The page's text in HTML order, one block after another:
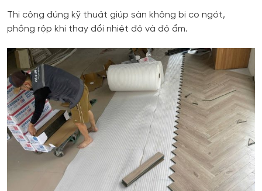
Thi công đúng kỹ thuật giúp sàn không bị co ngót,
phồng rộp khi thay đổi nhiệt độ và độ ẩm.